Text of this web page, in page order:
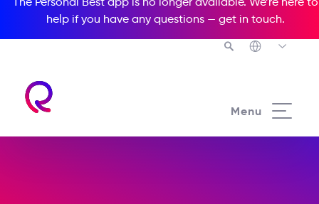
help if you have any questions — get in touch.
Menu
Canal de denuncias